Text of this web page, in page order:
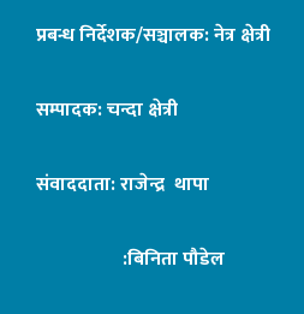
प्रबन्ध निर्देशक/सञ्चालक: नेत्र क्षेत्री
सम्पादक: चन्दा क्षेत्री
संवाददाता: राजेन्द्र थापा
:बिनिता पौडेल